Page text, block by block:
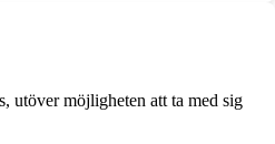
utöver möjligheten att ta med sig